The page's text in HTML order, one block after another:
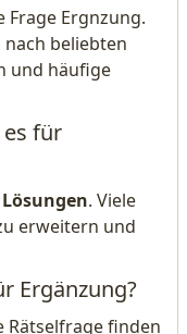
Frage Ergnzung.
beliebten
und häufige
für
Lösungen. Viele
erweitern und
Ergänzung?
Rätselfrage finden